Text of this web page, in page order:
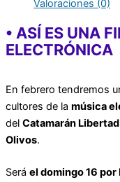
Valoraciones (0)
• ASÍ ES UNA
ELECTRÓNICA
En febrero tendremos
cultores de la música
del Catamarán Libertad
Olivos.
Será el domingo 16 por